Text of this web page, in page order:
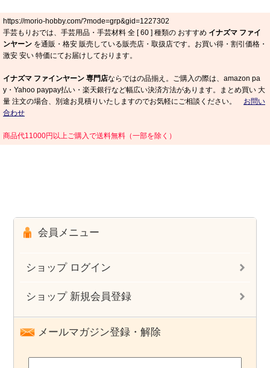
https://morio-hobby.com/?mode=grp&gid=1227302
手芸もりおでは、手芸用品・手芸材料 全 [60 ] 種類の おすすめ イナズマ ファイ
ンヤーン を通販・格安 販売している販売店・取扱店です。お買い得・割引価格・
激安 安い 特価にてお届けしております。
イナズマ ファインヤーン 専門店ならではの品揃え。ご購入の際は、amazon pa
y・Yahoo paypay払い・楽天銀行など幅広い決済方法があります。まとめ買い 大
量 注文の場合、別途お見積りいたしますのでお気軽にご相談ください。 お問い
合わせ
商品代11000円以上ご購入で送料無料（一部を除く）
会員メニュー
ショップ ログイン
ショップ 新規会員登録
メールマガジン登録・解除